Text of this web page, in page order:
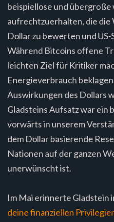
beispiellose und
aufrechtzuerhalten, die die
Dollar zu bewerten und
Während Bitcoins offene
leichten Ziel für Kritiker
Energieverbrauch
Auswirkungen des Dollars
Gladsteins Aufsatz war ein
vorwärts in unserem
dem Dollar basierende
Nationen auf der ganzen
unerwünscht ist.
Im Mai erinnerte Gladstein
deine finanziellen